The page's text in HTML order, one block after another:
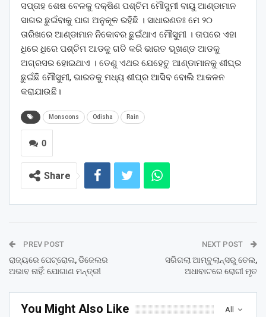
ସପ୍ତାହ ଶେଷ ବେଳକୁ ଦକ୍ଷିଣ ପଶ୍ଚିମ ମୌସୁମୀ ବାୟୁ ଆଣ୍ଡାମାନ
ସାଗର ଛୁଇଁବାକୁ ପାଗ ଅନୁକୂଳ ରହିଛି । ସାଧାରଣତଃ ମେ ୨୦
ତାରିଖରେ ଆଣ୍ଡାମାନ ନିକୋବର ଛୁଇଁଥାଏ ମୌସୁମୀ । ତାପରେ ଏହା
ଧିରେ ଧିରେ ପଶ୍ଚିମ ଆଡକୁ ଗତି କରି ଭାରତ ଭୂଖଣ୍ଡ ଆଡକୁ
ଅଗ୍ରସର ହୋଇଥାଏ । ତେଣୁ ଏଥର ଯେହେତୁ ଆଣ୍ଡାମାନକୁ ଶୀଘ୍ର
ଛୁଇଁଛି ମୌସୁମୀ, ଭାରତକୁ ମଧ୍ୟ ଶୀଘ୍ର ଆସିବ ବୋଲି ଆକଳନ
କରାଯାଉଛି।
Monsoons Odisha Rain
0
Share
PREV POST
ରାଜ୍ୟରେ ପେଟ୍ରୋଲ, ଡିଜେଲର
ଅଭାବ ନାହିଁ: ଯୋଗାଣ ମନ୍ତ୍ରୀ
NEXT POST
ସରିଗଲା ଆମ୍ବୁଲାନ୍ସରୁ ତେଲ,
ଅଧାବାଟରେ ରୋଗୀ ମୃତ
All
You Might Also Like